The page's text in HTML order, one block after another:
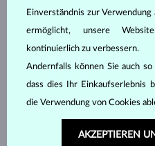
Einverständnis zur
ermöglicht, unsere
kontinuierlich zu verbessern.
Andernfalls können Sie auch
dass dies Ihr Einkaufserlebnis
die Verwendung von Cookies
AKZEPTIEREN